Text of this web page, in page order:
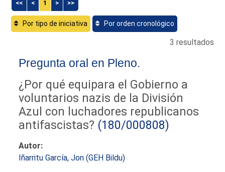
<< < 1 > >>
Por tipo de iniciativa Por orden cronológico
3 resultados
Pregunta oral en Pleno.
¿Por qué equipara el Gobierno a
voluntarios nazis de la División
Azul con luchadores republicanos
antifascistas? (180/000808)
Autor:
Iñarritu García, Jon (GEH Bildu)